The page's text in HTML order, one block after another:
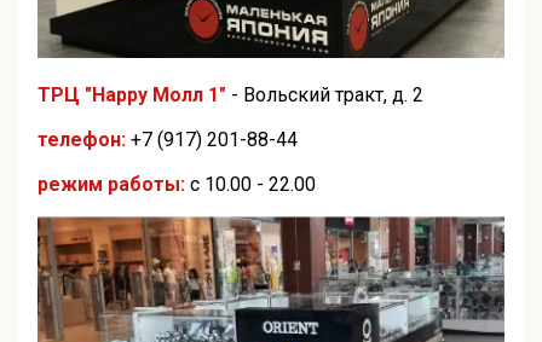
ТРЦ "Happy Молл 1" - Вольский тракт, д. 2
телефон: +7 (917) 201-88-44
режим работы: с 10.00 - 22.00